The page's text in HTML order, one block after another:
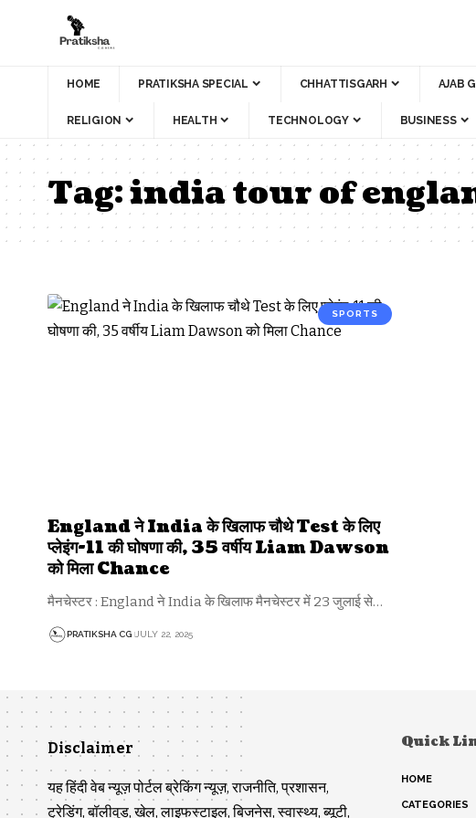
HOME PRATIKSHA SPECIAL CHHATTISGARH AJAB
RELIGION HEALTH TECHNOLOGY BUSINESS
Tag:india tour of
SPORTS
England ने India के खिलाफ चौथे Test के लिए
प्लेइंग-11 की घोषणा की, 35 वर्षीय Liam Dawson
को मिला Chance
मैनचेस्टर : England ने India के खिलाफ मैनचेस्टर में 23 जुलाई से…
PRATIKSHA CG JULY 22, 2025
Disclaimer
यह हिंदी वेब न्यूज़ पोर्टल ब्रेकिंग न्यूज़, राजनीति, प्रशासन,
ट्रेडिंग, बॉलीवुड, खेल, लाइफस्टाइल, बिजनेस, स्वास्थ्य, ब्यूटी,
Quick
HOME
CATEGORIES